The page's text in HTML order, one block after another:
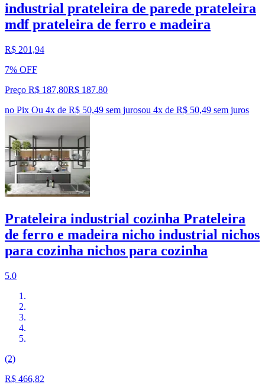
industrial prateleira de parede prateleira
mdf prateleira de ferro e madeira
R$ 201,94
7% OFF
Preço R$ 187,80R$ 187,80
no Pix Ou 4x de R$ 50,49 sem jurosou 4x de R$ 50,49 sem juros
Prateleira industrial cozinha Prateleira
de ferro e madeira nicho industrial nichos
para cozinha nichos para cozinha
5.0
(2)
R$ 466,82